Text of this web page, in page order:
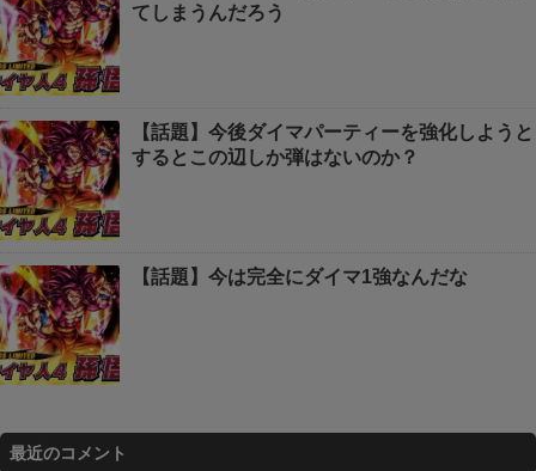
てしまうんだろう
【話題】今後ダイマパーティーを強化しようと
するとこの辺しか弾はないのか？
【話題】今は完全にダイマ1強なんだな
最近のコメント